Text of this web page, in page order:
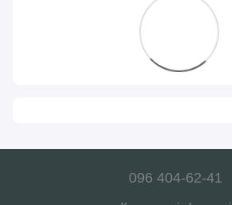
096 404-62-41